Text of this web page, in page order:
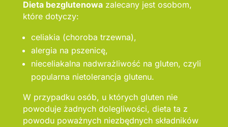
Dieta bezglutenowazalecany jest osobom,
które dotyczy:
celiakia (choroba trzewna),
alergia na pszenicę,
nieceliakalna nadwrażliwość na gluten, czyli
popularna nietolerancja glutenu.
W przypadku osób, u których gluten nie
powoduje żadnych dolegliwości, dieta ta z
powodu poważnych niezbędnych składników